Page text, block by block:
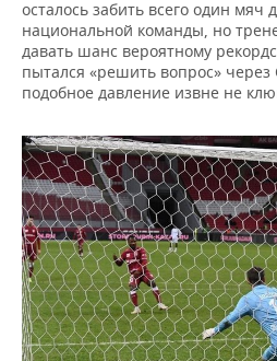
осталось забить всего один мяч
национальной команды, но
давать шанс вероятному
пытался «решить вопрос»
подобное давление извне не